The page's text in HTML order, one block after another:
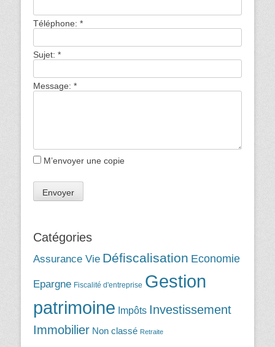
Téléphone: *
Sujet: *
Message: *
M’envoyer une copie
Catégories
Assurance Vie Défiscalisation Economie
Epargne Fiscalité d'entreprise Gestion
patrimoine Impôts Investissement
Immobilier Non classé Retraite